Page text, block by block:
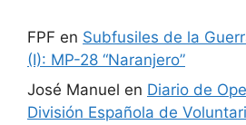
FPF en Subfusiles de la
(I): MP-28 “Naranjero”
José Manuel en Diario de
División Española de